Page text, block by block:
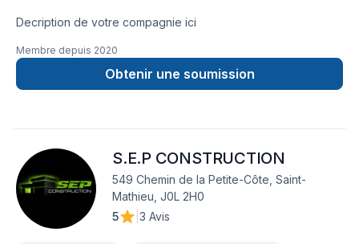
Decription de votre compagnie ici
Membre depuis 2020
Obtenir une soumission
S.E.P CONSTRUCTION
549 Chemin de la Petite-Côte, Saint-
Mathieu, J0L 2H0
5
3 Avis